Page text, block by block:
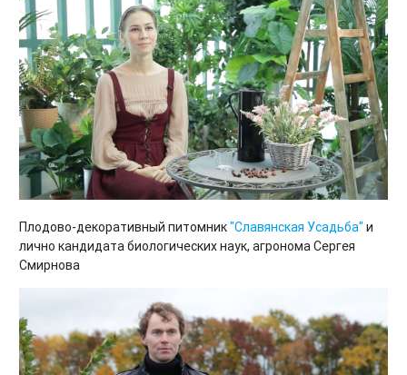
Плодово-декоративный питомник"Славянская Усадьба" и
лично кандидата биологических наук, агронома Сергея
Смирнова